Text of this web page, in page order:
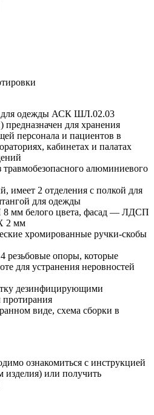
одежды АСК ШЛ.02.03
предназначен для хранения
персонала и пациентов в
кабинетах и палатах
травмобезопасного алюминиевого
имеет 2 отделения с полкой для
для одежды
мм белого цвета, фасад — ЛДСП
2 мм
хромированные ручки-скобы
резьбовые опоры, которые
для устранения неровностей
дезинфицирующими
протирания
виде, схема сборки в
ознакомиться с инструкцией
или получить